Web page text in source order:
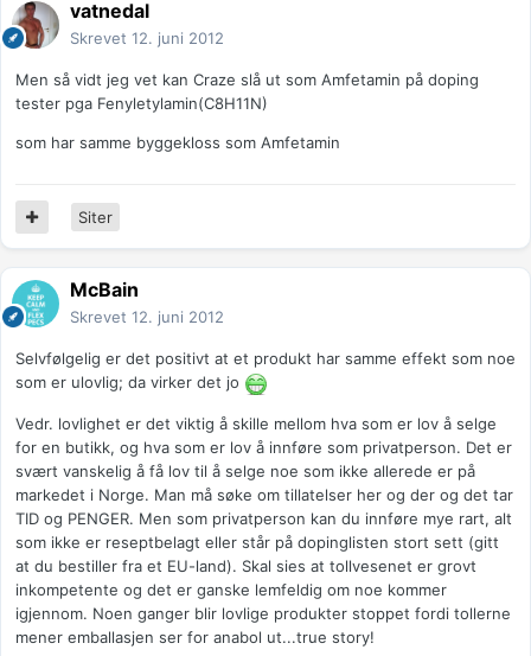
vatnedal
Skrevet 12. juni 2012
Men så vidt jeg vet kan Craze slå ut som Amfetamin på doping
tester pga Fenyletylamin(C8H11N)
som har samme byggekloss som Amfetamin
Siter
McBain
Skrevet 12. juni 2012
Selvfølgelig er det positivt at et produkt har samme effekt som noe
som er ulovlig; da virker det jo
Vedr. lovlighet er det viktig å skille mellom hva som er lov å selge
for en butikk, og hva som er lov å innføre som privatperson. Det er
svært vanskelig å få lov til å selge noe som ikke allerede er på
markedet i Norge. Man må søke om tillatelser her og der og det tar
TID og PENGER. Men som privatperson kan du innføre mye rart, alt
som ikke er reseptbelagt eller står på dopinglisten stort sett (gitt
at du bestiller fra et EU-land). Skal sies at tollvesenet er grovt
inkompetente og det er ganske lemfeldig om noe kommer
igjennom. Noen ganger blir lovlige produkter stoppet fordi tollerne
mener emballasjen ser for anabol ut...true story!